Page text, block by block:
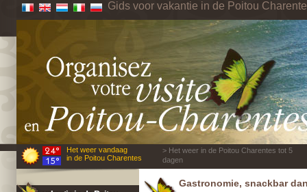
Gids voor vakantie in de Poitou
Het weer vandaag
in de Poitou Charentes
> Het weer in de Poitou Charentes tot 5
dagen
Gastronomie, snackbar